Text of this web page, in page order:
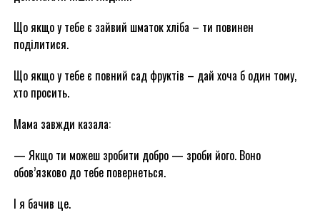
Що якщо у тебе є зайвий шматок хліба – ти повинен
поділитися.
Що якщо у тебе є повний сад фруктів – дай хоча б один тому,
хто просить.
Мама завжди казала:
— Якщо ти можеш зробити добро — зроби його. Воно
обов’язково до тебе повернеться.
І я бачив це.